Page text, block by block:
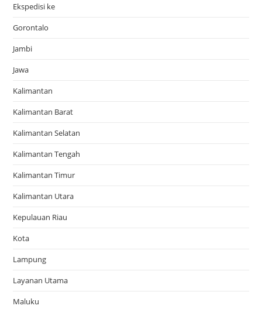
Ekspedisi ke
Gorontalo
Jambi
Jawa
Kalimantan
Kalimantan Barat
Kalimantan Selatan
Kalimantan Tengah
Kalimantan Timur
Kalimantan Utara
Kepulauan Riau
Kota
Lampung
Layanan Utama
Maluku